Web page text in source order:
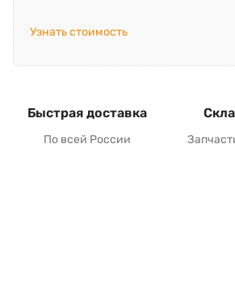
Узнать стоимость
Быстрая доставка
По всей России